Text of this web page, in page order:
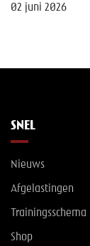
02 juni 2026
SNEL
Nieuws
Afgelastingen
Trainingsschema
Shop